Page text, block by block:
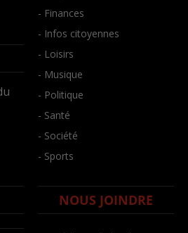
- Finances
- Infos citoyennes
- Loisirs
- Musique
- Politique
- Santé
- Société
- Sports
NOUS JOINDRE